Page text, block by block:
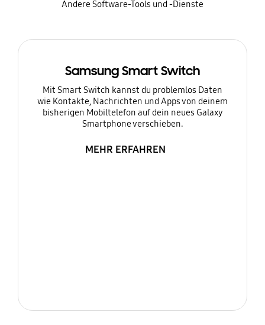
Andere Software-Tools und -Dienste
Samsung Smart Switch
Mit Smart Switch kannst du problemlos Daten
wie Kontakte, Nachrichten und Apps von deinem
bisherigen Mobiltelefon auf dein neues Galaxy
Smartphone verschieben.
MEHR ERFAHREN